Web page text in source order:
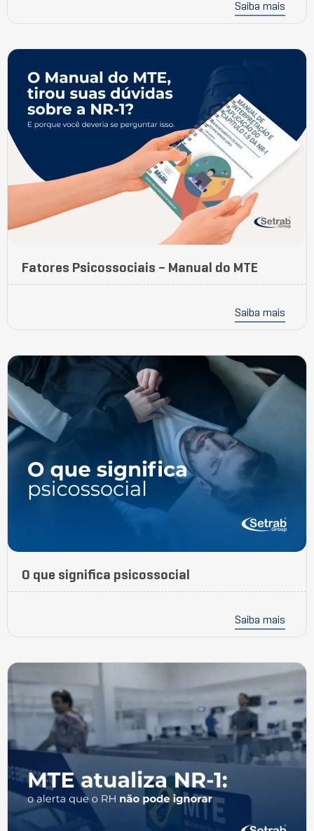
Saiba mais
Fatores Psicossociais – Manual do MTE
Saiba mais
O que significa psicossocial
Saiba mais